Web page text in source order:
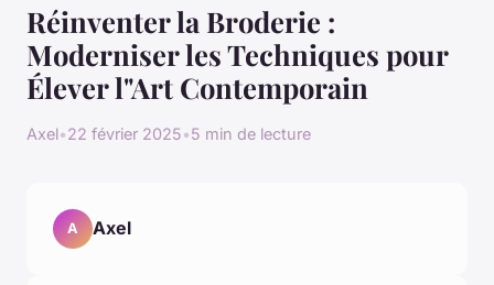
Réinventer la Broderie :
Moderniser les Techniques pour
Élever l"Art Contemporain
Axel•22 février 2025•5 min de lecture
A Axel